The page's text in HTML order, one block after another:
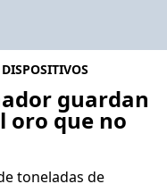
guardan
oro que no
toneladas de